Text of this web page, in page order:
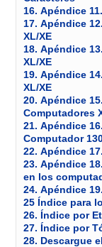
16. Apéndice
17. Apéndice
XL/XE
18. Apéndice
XL/XE
19. Apéndice
XL/XE
20. Apéndice
Computadores
21. Apéndice
Computador
22. Apéndice
23. Apéndice
en los
24. Apéndice
25 Índice para
26. Índice por
27. Índice por
28. Descargue